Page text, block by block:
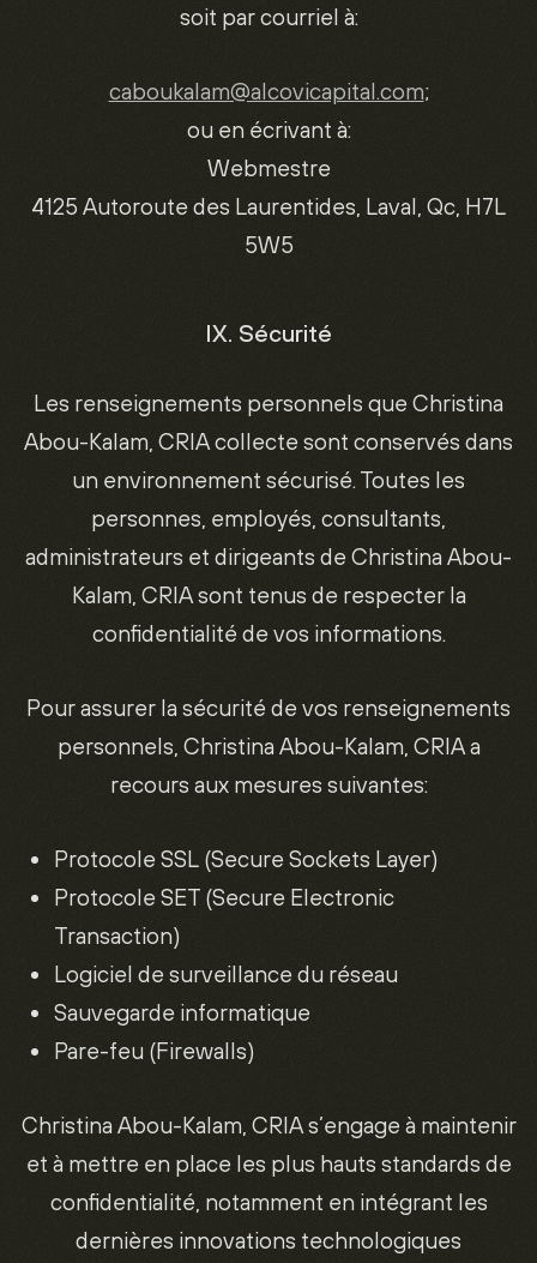
soit par courriel à:
caboukalam@alcovicapital.com;
ou en écrivant à:
Webmestre
4125 Autoroute des Laurentides, Laval, Qc, H7L
5W5
IX. Sécurité
Les renseignements personnels que Christina
Abou-Kalam, CRIA collecte sont conservés dans
un environnement sécurisé. Toutes les
personnes, employés, consultants,
administrateurs et dirigeants de Christina Abou-
Kalam, CRIA sont tenus de respecter la
confidentialité de vos informations.
Pour assurer la sécurité de vos renseignements
personnels, Christina Abou-Kalam, CRIA a
recours aux mesures suivantes:
Protocole SSL (Secure Sockets Layer)
Protocole SET (Secure Electronic
Transaction)
Logiciel de surveillance du réseau
Sauvegarde informatique
Pare-feu (Firewalls)
Christina Abou-Kalam, CRIA s’engage à maintenir
et à mettre en place les plus hauts standards de
confidentialité, notamment en intégrant les
dernières innovations technologiques